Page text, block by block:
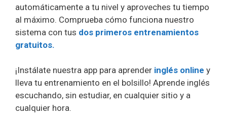
automáticamente a tu nivel y aproveches tu tiempo
al máximo. Comprueba cómo funciona nuestro
sistema con tus dos primeros entrenamientos
gratuitos.
¡Instálate nuestra app para aprender inglés online y
lleva tu entrenamiento en el bolsillo! Aprende inglés
escuchando, sin estudiar, en cualquier sitio y a
cualquier hora.